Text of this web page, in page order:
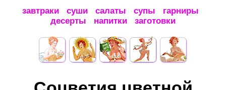
завтраки суши салаты супы
гарниры
десерты
напитки заготовки